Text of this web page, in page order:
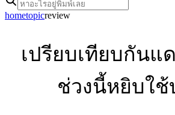
hometopicreview
เปรียบเทียบกันแ
ช่วงนี้หยิบใช้